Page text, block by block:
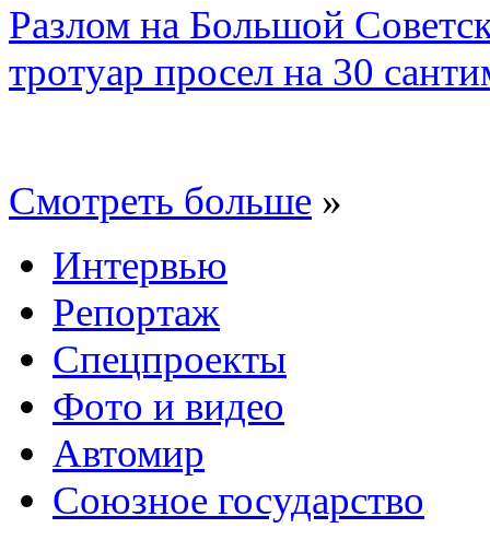
Разлом на Большой
тротуар просел на 30
Смотреть больше »
Интервью
Репортаж
Спецпроекты
Фото и видео
Автомир
Союзное государство